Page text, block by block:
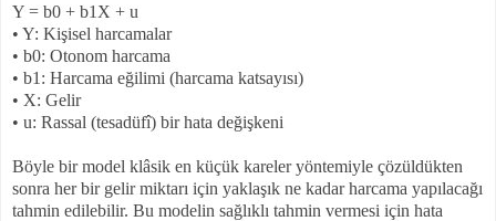
Y = b0 + b1X + u
• Y: Kişisel harcamalar
• b0: Otonom harcama
• b1: Harcama eğilimi (harcama katsayısı)
• X: Gelir
• u: Rassal (tesadüfî) bir hata değişkeni
Böyle bir model klâsik en küçük kareler yöntemiyle çözüldükten
sonra her bir gelir miktarı için yaklaşık ne kadar harcama yapılacağı
tahmin edilebilir. Bu modelin sağlıklı tahmin vermesi için hata